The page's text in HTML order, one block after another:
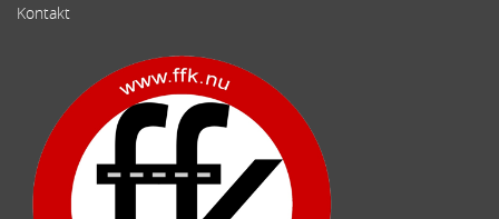
Kontakt